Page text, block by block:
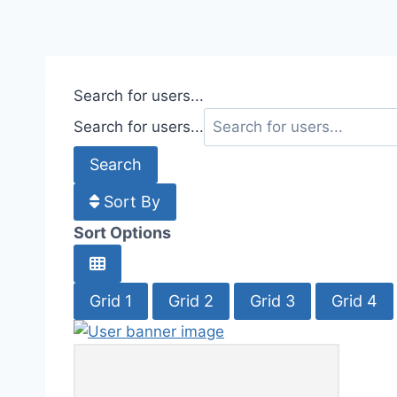
Search for users...
Search for users...
Search
Sort By
Sort Options
Grid 1 Grid 2 Grid 3 Grid 4